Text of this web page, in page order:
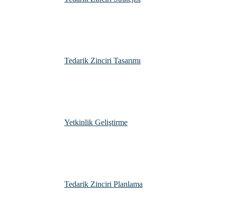
Tedarik Zinciri Tasarımı
Yetkinlik Geliştirme
Tedarik Zinciri Planlama